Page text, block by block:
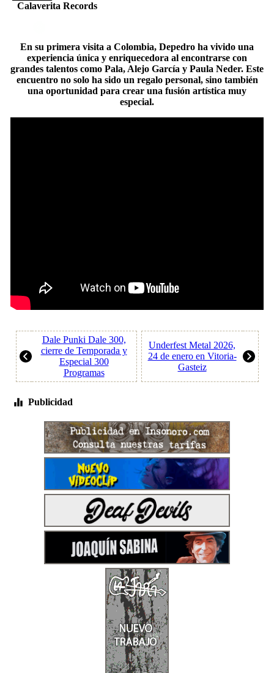
Calaverita Records
En su primera visita a Colombia, Depedro ha vivido una
experiencia única y enriquecedora al encontrarse con
grandes talentos como Pala, Alejo García y Paula Neder. Este
encuentro no solo ha sido un regalo personal, sino también
una oportunidad para crear una fusión artística muy
especial.
Dale Punki Dale 300,
cierre de Temporada y
Especial 300
Programas
Underfest Metal 2026,
24 de enero en Vitoria-
Gasteiz
Publicidad